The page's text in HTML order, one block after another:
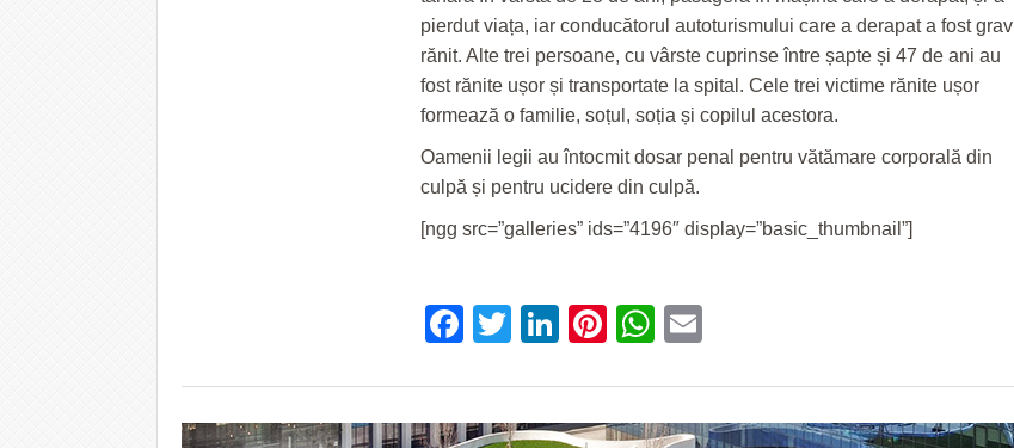
pierdut viața, iar conducătorul autoturismului care a derapat a fost grav
rănit. Alte trei persoane, cu vârste cuprinse între șapte și 47 de ani au
fost rănite ușor și transportate la spital. Cele trei victime rănite ușor
formează o familie, soțul, soția și copilul acestora.
Oamenii legii au întocmit dosar penal pentru vătămare corporală din
culpă și pentru ucidere din culpă.
[ngg src=”galleries” ids=”4196″ display=”basic_thumbnail”]
Facebook
Twitter
LinkedIn
Pinterest
WhatsApp